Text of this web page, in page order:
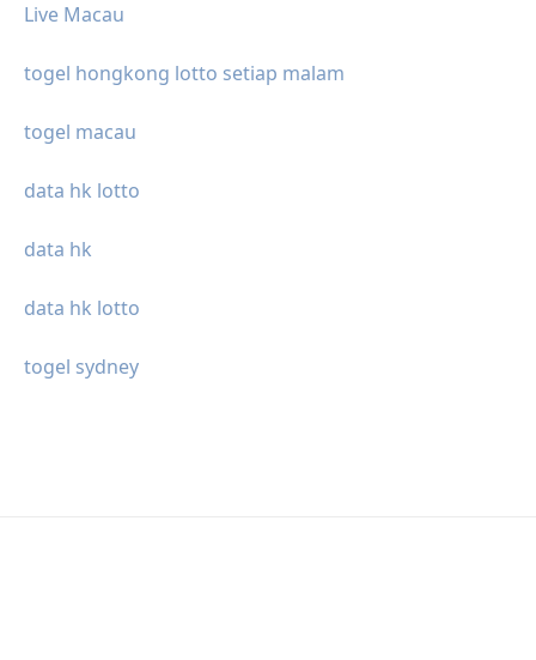
Live Macau
togel hongkong lotto setiap malam
togel macau
data hk lotto
data hk
data hk lotto
togel sydney